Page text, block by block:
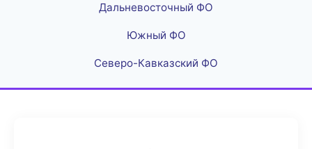
Дальневосточный ФО
Южный ФО
Северо-Кавказский ФО